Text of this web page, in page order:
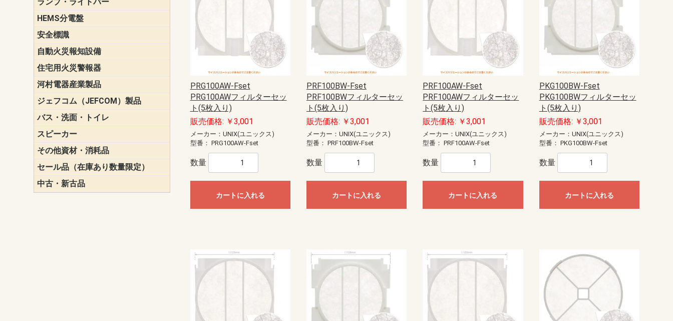
HEMS分電盤
ステム・エコキュート・IH対応
ト・電温・IH対応
安全標識
誘導標識 蓄光誘導標識
一般誘導標識 ジェフコム
パナソニック
自動火災報知設備
パナソニック（Panasonic） アドバンスP-1シリーズ 光電式スポット型感知器
定温式スポット型感知器
差動式スポット型感知器
発信機(自動試験機能対応)
アドレス設定用機器
一般型感知器
電子式自己保持型熱感知器（熱オ
ートセンサ）
差動式分布型感知器
光電式スポット型感知器（煙サイ
バーセンサ）
煙感知器
光電式分離型感知器
炎感知器
遠隔試験機能付感知器
連携型ワイヤレス感知器
感知器ベース
火災通報装置
音響装置
発信機
表示灯
総合盤
P型1級受信機
P型2級受信機
副受信機
受信機関連商品
周辺機器 遠隔試験アダプタ
消火栓起動装置
ボックス
遠隔試験関連機器
防排煙設備
ガス漏れ集中監視システム
G型、LPガス用1級受信機（DC24V
システム専用）
中継器・蓄電池設備
警報器
R型防災システム 中継器・副表示機・表示装置
感知器
共通接続機器
周辺機器
非常警報設備（複合装置）
非常警報設備（システム用）
点検器具
ホーチキ（HOCHIKI） 感知器 光電アナログ式スポット型
一般型熱感知器差動式
定温式型熱感知器
定温式スポット型(DFG)熱感知器
熱アナログ式スポット型
R型・GR型システム 中継器
P型受信機 P型１級火報単盤、5?20回線
P型１級火報単盤、25?40・45・50
P型２級受信機
表示盤05?20回線
表示盤25?40回線
表示盤25〜50回線
表示盤50?100回線
表示盤110?150回線
機器収容箱（総合盤） P型1級露出型
P型1級埋込型
P型2級露出型
P型2級埋込型
差動式分布型感知器用
P型発信機 １級
２級
P型設備機器その他 表示灯
送受話器
移報中継器
非常警報設備 操作部
起動、音響装置・表示灯
一体型・複合装置
住宅情報設備 中継器・各種装置
受信機・モニタ一体型
感知器
玄関通話・管理機器
警報器
ガス漏れ火災警報設備 警報機 都市ガス用
液化石油ガス用
表示灯・中継器
検知器
電源装置
防排煙設備 連動操作盤
感知器
防火戸用レリーズ・ドアクローザ
超高感度煙検知システム
アクセサリー・保守用品 ニッケル・カドミウム蓄電池
各機器用カバー
LED電球
各機器用カバー・ボックス
能美防災（NOHMI） P型インターフェイス盤
P型火災／複合火災受信機 P型1級
P型1級複合 自立型鋼板製
壁掛型鋼板製
壁掛型樹脂製
P型2級受信機
オプション
進PIIIシステム用P型1級 壁掛型鋼板製
樹脂製
進PIIIシステム用P型1級複合 30?60回線
70?100回線
地図式進PIIIシステム用 受信機
地図シート
P型受信機用埋込ボックス・埋込枠
R型防災システム GP型1級複合
ガス漏れ火災警報設備 プロテクタ
検知器（LPガス用）
検知器（都市ガス用）
検知器用ベース
戸外警報器
受信機（LPガス用）
受信機（都市ガス用）
中継器
非常電源装置
表示灯
熱感知器 差動式・P-AT
差動式・R-AT
差動式・一般型
差動式・遠隔試験機能付
差動式・連続移報用
差動式分布型
差動式分布型感知器収納箱 防滴・露出型
埋込型
露出型
定温式・P-AT
定温式・R-AT
定温式・一般型 1種
1種・耐酸型
1種・防水型
特種
定温式・遠隔試験機能付
定温式・連続移報用
工材
煙感知器 光電式・P-AT
光電式・R-AT
光電式・一般型
光電式・遠隔試験機能付
光電式・蓄積型
光電式分離型
炎感知器
感知器付属品
押し釦・消火栓始動スイッチ
音響装置
火災通報装置
関連機器 アドレス設定器
テープケーブル工事
リニューアルプレート
感知器着脱器
機器収容箱用保護網
機器埋込用ボックス
座板 感知器・電鈴・
受信機・表示機
支持棒
受信機収納箱
収納函
点検函
機器収容箱 P型1級用発信機内蔵
P型2級用発信機内蔵
R型用発信機内蔵
アドレッサブル発信機内蔵
共同住宅用防災システム オプション・補助装置
音声警報装置
ドアホン
受信機
住宅情報盤
試験器
住宅防災システム アダプタ・オプション
まもるくん（住宅用火災警報器）
消火器
消火栓始動器
中継器・中継器収納箱 アダプタ・中継器
中継器 遠隔試験機能付
感知器ベース取
縦型
据置型
壁掛型
中継器収容箱
特定小規模施設向け防災システム
発信機
避雷ユニット
非常警報設備 一体型
音響装置
起動装置
操作部
表示灯
複合装置
非常電話システム
標識板
表示機
表示灯
防火・防排煙設備
耐圧防爆用
本質安全防爆用
補用部品・予備品 ヒューズ
ミゼットヒューズ
警報接点付ヒューズ
受信機等用
地区表示窓板
発信機用
表示灯用
予備電池
ニッタン（NITTAN） P型受信機 1級本体 1GPV0 火報
1級本体 1GPV0 火報・複合
1級本体 1PM2 火報
1級本体 1PM2 複合
1級本体 1PN1
1級本体 1PS1
1級本体 1PS1 複合
1級本体 1PV0 火報
1級本体 1PV0 火報・複合
1級用化粧枠
1級用金台
1級用付属品
1級用埋込ボックス
2級
副受信機
R型・GR型受信機 付属電源装置・機器
副受信機
本体
ガス系消火設備 スピーカー・サイレン
移動式消火設備
逆止弁・逃し弁
共通機器
手動起動装置
制御盤 閉止弁対応無
制御盤 閉止弁対応有
選択弁
窒素パッケージ
窒素消火設備用
貯蔵容器
非常電源装置
噴射ヘッド
閉止弁
ガス漏れ警報設備 LPガス用
直流電源装置
都市ガス用警報器・中継器
都市ガス用受信機
サージアブソーバ
スプリンクラー設備 一斉開放弁
開放型スプリンクラー
制御盤
閉鎖型ヘッド 1種
閉鎖型ヘッド 2種
放水型ヘッド
放水型ヘッド用盤
流水検知装置
連結散水設備
ニッカド蓄電池
プロテクタ
ベル
移報用装置・耐雷基板・ラベル
炎検知器
火災検知システム（機器内組込用
火災通報装置
感知器 FAS用
P型自動試験・遠隔試験対応
R型自動試験対応
炎感知器
光電式スポット型
光電式分離型
差込ベース
差動式スポット型
差動式分布型
耐酸・耐アルカリ型
定温式スポット型
点検ボックス
埋込用プレート
機器収容箱 P型1級
P型1級（1PS1用）
P型1級（R型用）
P型2級
分布型感知器用
共同・特定共同住宅用 P型1級受信機本体 KP対応
インターホン設備
音声警報・非常電源装置
試験機能付感知器
中継器・外部試験器
試験器・アドレス設定器
住宅用防災機器 火災警報器
消火器
地震保安灯
消火器
消火栓始動装置
耐圧防爆機器
着脱器・試験器
中継器盤
中継機電源
中継機本体
超高感度環境監視システム 環境監視盤
監視盤金台
超高感度センサ
発信機
非常警報設備 一体型
操作部
表示灯・音響装置・起動装置
複合装置
表示灯
防火・排煙設備
補修品
泡消火設備 フォームヘッド
高発泡機
特定駐車場用
泡消火薬剤混合器
住宅用火災警報器
河村電器産業製品
キャビネット 盤用露出形BXT・FXT
盤用露出形BXTH・FXTH
盤用埋込形BXU・FXU
熱機器収納BXH・FXH
安定器収納FXA
ルーバー付盤用FXL
制御盤用屋内外兼用RXG
盤用屋内外兼用RXG-IP54
盤用屋内外兼用RXGB-IP54
盤用屋内外兼用RXV-IP44
屋外盤用木板ベースPOGB-IP55
屋外盤用鉄板ベースPOG-IP55 フカサ120・ヨコ300
フカサ120・ヨコ400
フカサ120・ヨコ500
フカサ120・ヨコ600
フカサ120・ヨコ700
フカサ160・ヨコ300
フカサ160・ヨコ400
フカサ160・ヨコ500
フカサ160・ヨコ600
フカサ160・ヨコ700
フカサ160・ヨコ800
フカサ160・ヨコ900
フカサ160・ヨコ1000
フカサ200・ヨコ300
フカサ200・ヨコ400
フカサ200・ヨコ500
フカサ200・ヨコ600
フカサ200・ヨコ700
フカサ200・ヨコ800
フカサ200・ヨコ900
フカサ200・ヨコ1000
動力分電盤
ジェフコム（JEFCOM）製品
LANツール・部材 LANケーブル
LANチェッカー
LAN工具 LANケーブルカッター
LANケーブルストリッパー
LANケーブル撚り線戻し
モジュラー圧着工具
圧接工具
モジュラージャック ケーブルジョイント
モジュラープラグ モジュラーカバー
モジュラープラグ（カテゴリー
モジュラープラグ（カテゴリー
モジュラープラグ（カテゴリー6）
LEDイルミネーション LEDクリスタルモチーフ
LEDストリングライト
LEDテープライト
LEDデザインストリングライト
LEDルミネーション（SJ-NHシリ
ーズ）アイスクルカーテン（部
品）
LEDルミネーション（SJ-NHシリ
ーズ）クロスネット（部品）
LEDルミネーション（SJ-NHシリ
ーズ）ストリング（部品）
LEDルミネーション（SJ-NHシリ
ーズ）共通部品
LEDルミネーション（SJXシリー
ズ）LEDジョイントモチーフ（部
品）
LEDルミネーション（SJXシリー
ズ）LEDストリング（部品）
LEDルミネーション（SJXシリー
ズ）LEDソフトネオン（部品）
LEDルミネーション（SJXシリー
ズ）LEDフォール（部品）
LEDルミネーション（SJXシリー
ズ）LEDフラッシュボール（部
品）
LEDルミネーション（SJXシリー
ズ）LEDホタル（部品）
LEDルミネーション（SJXシリー
ズ）モチーフ（部品）
LEDルミネーション（SJXシリー
ズ）共通部品
LEDルミネーション（SJシリー
ズ）アイスクルカーテン（部品）
LEDルミネーション（SJシリー
ズ）キャンドル・電球ライト（部
品）
LEDルミネーション（SJシリー
ズ）クロスネット（部品）
LEDルミネーション（SJシリー
ズ）スティックライト（部品）
LEDルミネーション（SJシリー
ズ）ストリング（部品）
LEDルミネーション（SJシリー
ズ）テープライト（部品）
LEDルミネーション（SJシリー
ズ）フォール（部品）
LEDルミネーション（SJシリー
ズ）プロジェクションライト（部
品）
LEDルミネーション（SJシリー
ズ）モチーフ（部品）
LEDルミネーション（SJシリー
ズ）共通部品
SDXシリーズ
イルミネーション（その他）
イルミネーション（卓上タイプ）
ライトアップ用投光器
ロッド点滅灯（LED）40mmピッチ
ロッド点滅灯（LED）75mmピッチ
ロッド点滅灯（LED）共通部品
連結すずらん灯タイプ（LED）
アンカー・ネジ ALC用
コンクリート用
ワッシャー
中空壁用
六角ナット
多用途
寸切りボルト用特殊ナット
小ネジ
木工用
石膏ボード用
軽天ビス
鋼板用
エアコン部材 エアコン洗浄部材
ダクト部材
ドレンホース
室外機取付台
配管部材
ケーブル保護収納 ケーブルプロテクター
ケーブルプロテクター（増設型）
ケーブルマット
床用モール
床用モール（フラット型）
床用モール（増設型）
段差用バリアフリープロテクター
（屋外用）
段差用バリアフリーモール（室内
用）
ケーブル索引具 FRP竿
その他
カーボン竿
ジョイント式ロッド
ジョイント式呼線
金属竿
リール CD管リール
ロープリール
検尺器
電線リール（据置き型）
電線リール（現場向き）
作業工具 ストリッパー ケーブルストリッパー
ツールキット 新人工具セット
電気工事士技能試験工具セット
ドライバー・レンチ ドライバー
モンキーレンチ
ラチェットドライバー
ラチェットレンチ・ソケットレン
充電ドライバー用アダプター
充電ドライバー用チャック
充電ドライバー用ビット
六角レンチ・特殊レンチ
寸切りボルト用レンチ
盤用マルチキー
ナイフ・ノコ リーマー
押し切りノコ・引き廻しノコ
替刃式ノコ
石膏ボード用ノコ
電工ナイフ
ハンマー・その他工具 アースオーガー
ケーブルベンダー
ハンマー
パイプベンダー
収縮チューブ用熱収縮工具
ペンチ・ニッパー ニッパー
プライヤー
ペンチ
各種カッター エアコンダクトカッター
ケーブルカッター
チャンネルカッター
プリカチューブカッター
マルチハサミ
モールカッター
塩ビパイプカッター
寸切ボルトカッター
金切バサミ
圧着工具
Eリングスリーブ（VAスリーブ）
コンタクトピン用
ソーラー用
フェルール端子専用
圧着工具交換バネ
絶縁端子用
絶縁閉端子用
裸端子・PBスリーブ用
電動工具 ニブラー
ニブラー（アタッチメント型）
ボードカッター
切断機
作業用照明器具 LEDライト
コンパクトライト
ハロゲンライト
ヘッドライト
ライトスタンド
乾電池式ライト
作業用テープライト
充電式ライト
直管形スリムライト
蛍光ライト
切削工具 コア
コンクリートドリル
ステップドリル
タップ
チップソー・カッター・切断砥石
バンドソー
パンチャー
ホールソー
切削油
木工ドリル
木工ドリル（フレキシブルシャフ
ト）
火花飛散防止具
磁器タイル用ドリル
鉄工ドリル
収納機器・車載備品 パーツ＆ツールボックス ツールボックス
パーツボックス
車載用収納・車載備品 シート裏収納
バリケード
パイロン（ロードコーン）
車載用ボックス
車載用収納棚（カルプラ テーブ
車載用収納棚（カルプラ 引き出
車載用収納棚（バンキャビネット
車載用収納棚（バンキャビネット
車載用収納棚（バンキャビネット
長尺パイプケース
検電器・計測器 レーザー墨出し器 パルスレーザー受光器
レーザー墨出し器用三脚
レーザー墨出し用メガネ
検電器 検電器・チェッカー
配線チェッカー
電流・電圧・抵抗測定器
計測器 カメラ探査器
ゲージ
デジタルケーブルメジャー
メジャー
探知器
水平器
温度計
照度計
距離測定器
腰回り品・安全保護具・収納具 はしご・脚立用品 はしご用カバー
脚立用ソックス・カバー
ハーネス・ランヤード
ホルダー ストリッパーホルダー
ドライバーホルダー
ハンマーホルダー
パーツポケット
リストバンドツール
充電ドライバーホルダー
圧着工具ホルダー
工具用フック・ホルダー
工具用ホルダー（キャンバス地）
工具用ホルダー（合成皮革）
工具用ホルダー（新素材）
工具用ホルダー（樹脂）
工具用ホルダー（革）
缶・ボトルホルダー
ランヤード・補助帯
ワークウェア・サポートウェア サスペンダー・サポートベルト
ニーパッド・膝当て
ベスト
ベルト
ワークポジショニング用器具
収納具 びっくりバケツ
ツールバケット
ツールバッグ
丸型バケツ（エステル帆布製）
丸型バケツ（エステル帆布＋樹脂
丸型バケツ（帆布製）
丸型バケツ（帆布＋樹脂底）
脚立用バッグ
長物収納ケース
防水収納ケース
手袋・靴カバー シューズカバー
手袋
熱中症対策アイテム
腰袋 腰袋インナーケース
腰袋（キャンバス地）
腰袋（合成皮革）
腰袋（新素材）
腰袋（樹脂）
腰袋（革）
腰道具セット
通線工具 エアー通線
ケーブルグリップ より戻し
ケーブルグリップ（スタンダード
ケーブルグリップ（中間引き）
ケーブルグリップ（軽荷重タイ
ロープ
入線潤滑剤
呼線（スチール） スチール呼線
プラスチック呼線
呼線ケース
呼線リール（スタンド型）
地中線工具 FRPリール式
FRP＋PP被覆リール式
ジョイント式
先端金具
管内清掃用具
電動入線機 ケーブルローラー・吊り金車
電設化成品 亜鉛塗料スプレー
発泡ウレタン充填剤
絶縁・防触スプレー
高所作業ポール ランプチェンジャー セードキャッチャー
ライティングクリーナー
ランプチェンジャーセット
ランプチェンジャー用キャッチヘ
ランプチェンジャー用ポール
直管ランプチェンジャー
電動ランプチェンジャー
高所作業工具 カメラ雲台付ポール
リフター
台車・運搬シート
火災感知器交換用ポール
舞台照明シュート用ポール
非常誘導灯点検用ポール
高所作業ポール
パーツ＆ツールボックス
パーツボックス
バス・洗面・トイレ
便座 ウォシュレット 水道直結給水式
携帯用
スピーカー
天井スピーカー 埋込型 セパレートタイプ 12cmタイプ（
16cmタイプ（
コンビネーションタイプ 12cmタイプ（
16cmタイプ（
同軸2ウェイ 本体
システム天井用 本体
ハイパワータイプ 本体
パネル
関連商品
広指向性型 本体
関連商品
露出型 一般型 本体
防滴型 本体
壁掛型スピーカー 片面型 3W
5W
10W
両面型 6W
関連商品
ホーンスピーカー コンビネーションタイプ 車載用
トランス付
ワイドホーンスピーカー
セパレートタイプ 本体
ドライバーユニット
マッチングトランス
関連商品
ストレートホーンスピーカー 本体
コラムスピーカー 本体
関連商品
コンパクトスピーカー
モニタースピーカーシステム
インテリアデザインスピーカー
スピーカーシステム 一般タイプ
コンパクトスピーカー
スリムスピーカー
防球構造型スピーカー
サウンドアロースピーカー
関連商品
防滴型スピーカーシステム ボックスタイプ
スリムタイプ
関連商品
ホール用スピーカーシステム
マルチユーススピーカーシステム
その他資材・消耗品
セール品（在庫あり数量限定）
照明器具 スポットライト
ダウンライト
ブラケットライト
ベースライト
非常灯・誘導灯
換気スイッチ
ランプ・電球
その他資材・消耗品
中古・新古品
配線器具 コンセント
照明器具
PRG100AW-Fset
PRG100AWフィルターセッ
ト(5枚入り)
販売価格: ￥3,001
メーカー：UNIX(ユニックス)
型番： PRG100AW-Fset
数量
カートに入れる
PRF100BW-Fset
PRF100BWフィルターセッ
ト(5枚入り)
販売価格: ￥3,001
メーカー：UNIX(ユニックス)
型番： PRF100BW-Fset
数量
カートに入れる
PRF100AW-Fset
PRF100AWフィルターセッ
ト(5枚入り)
販売価格: ￥3,001
メーカー：UNIX(ユニックス)
型番：PRF100AW-Fset
数量
カートに入れる
PKG100BW-Fset
PKG100BWフィルターセッ
ト(5枚入り)
販売価格: ￥3,001
メーカー：UNIX(ユニックス)
型番： PKG100BW-Fset
数量
カートに入れる